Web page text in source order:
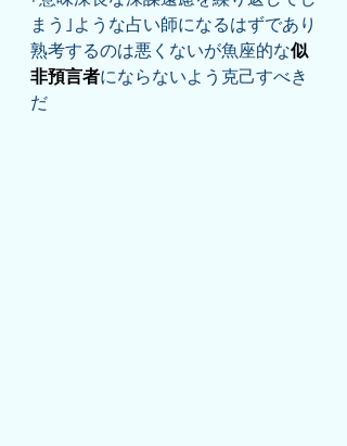
まう｣ような占い師になるはずであり
熟考するのは悪くないが魚座的な似
非預言者にならないよう克己すべき
だ